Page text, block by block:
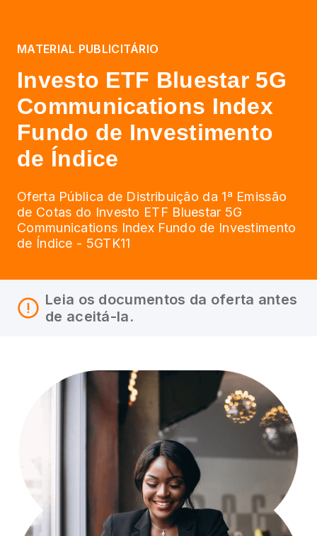
MATERIAL PUBLICITÁRIO
Investo ETF Bluestar 5G
Communications Index
Fundo de Investimento
de Índice
Oferta Pública de Distribuição da 1ª Emissão
de Cotas do Investo ETF Bluestar 5G
Communications Index Fundo de Investimento
de Índice - 5GTK11
Leia os documentos da oferta antes
de aceitá-la.